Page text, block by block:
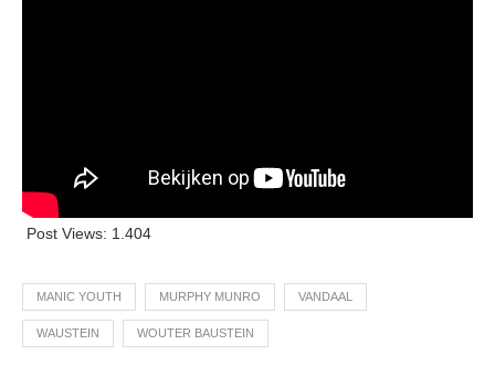
Post Views: 1.404
MANIC YOUTH MURPHY MUNRO VANDAAL
WAUSTEIN WOUTER BAUSTEIN